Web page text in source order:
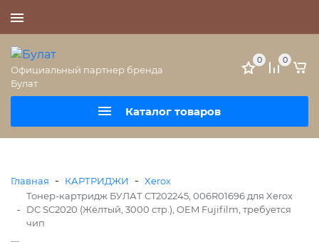
Официальный партнер бренда
Булат
Каталог товаров
0 0
Главная - КАРТРИДЖИ - Xerox
-
Тонер-картридж БУЛАТ CT202245, 006R01696 для Xerox
DC SC2020 (Жёлтый, 3000 стр.), OEM Fujifilm, требуется
чип